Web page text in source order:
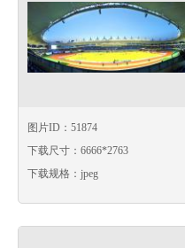
图片ID：51874
下载尺寸：6666*2763
下载规格：jpeg